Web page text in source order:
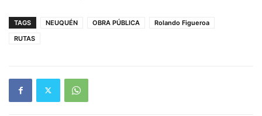
TAGS NEUQUÉN OBRA PÚBLICA
Rolando Figueroa
RUTAS